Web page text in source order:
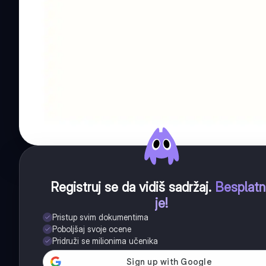
Registruj se da vidiš sadržaj.
je!
Pristup svim dokumentima
Poboljšaj svoje ocene
Pridruži se milionima učenika